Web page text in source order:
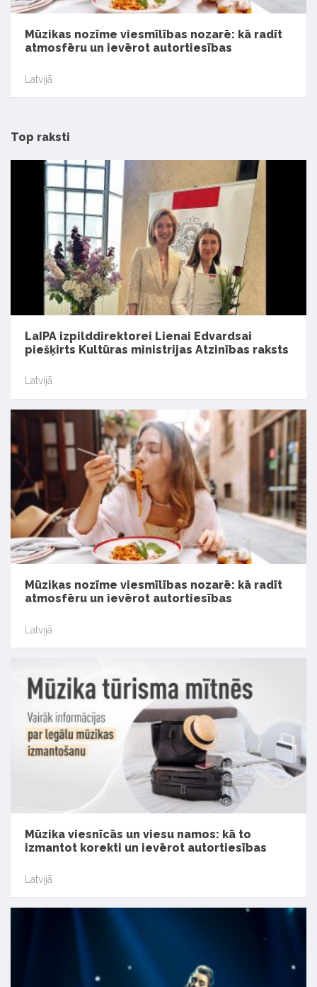
Mūzikas nozīme viesmīlības nozarē: kā radīt
atmosfēru un ievērot autortiesības
Latvijā
Top raksti
LaIPA izpilddirektorei Lienai Edvardsai
piešķirts Kultūras ministrijas Atzinības raksts
Latvijā
Mūzikas nozīme viesmīlības nozarē: kā radīt
atmosfēru un ievērot autortiesības
Latvijā
Mūzika viesnīcās un viesu namos: kā to
izmantot korekti un ievērot autortiesības
Latvijā